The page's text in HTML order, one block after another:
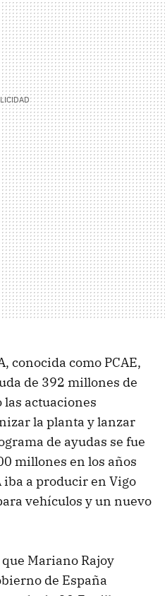
conocida como PCAE,
de 392 millones de
las actuaciones
la planta y lanzar
de ayudas se fue
millones en los años
iba a producir en Vigo
vehículos y un nuevo
Mariano Rajoy
de España